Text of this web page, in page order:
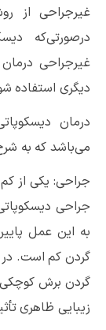
غیرجراحی از
درصورتی‌که
غیرجراحی
دیگری استفاده
درمان
می‌باشد که به
جراحی: یکی از
جراحی
به این عمل
گردن کم است.
گردن برش
زیبایی ظاهری